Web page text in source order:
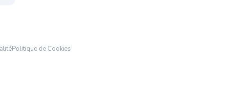
Politique de Cookies